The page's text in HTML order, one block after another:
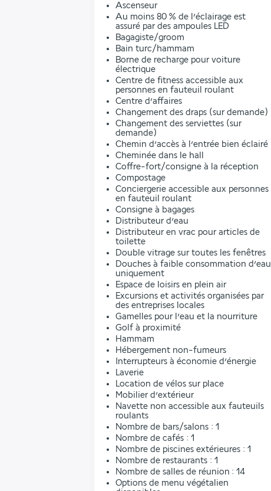
Ascenseur
Au moins 80 % de l’éclairage est
assuré par des ampoules LED
Bagagiste/groom
Bain turc/hammam
Borne de recharge pour voiture
électrique
Centre de fitness accessible aux
personnes en fauteuil roulant
Centre d’affaires
Changement des draps (sur demande)
Changement des serviettes (sur
demande)
Chemin d’accès à l’entrée bien éclairé
Cheminée dans le hall
Coffre-fort/consigne à la réception
Compostage
Conciergerie accessible aux personnes
en fauteuil roulant
Consigne à bagages
Distributeur d’eau
Distributeur en vrac pour articles de
toilette
Double vitrage sur toutes les fenêtres
Douches à faible consommation d’eau
uniquement
Espace de loisirs en plein air
Excursions et activités organisées par
des entreprises locales
Gamelles pour l’eau et la nourriture
Golf à proximité
Hammam
Hébergement non-fumeurs
Interrupteurs à économie d’énergie
Laverie
Location de vélos sur place
Mobilier d’extérieur
Navette non accessible aux fauteuils
roulants
Nombre de bars/salons : 1
Nombre de cafés : 1
Nombre de piscines extérieures : 1
Nombre de restaurants : 1
Nombre de salles de réunion : 14
Options de menu végétalien